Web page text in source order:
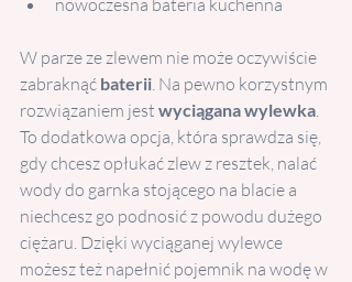
nowoczesna bateria kuchenna
W parze ze zlewem nie może oczywiście
zabraknąć baterii. Na pewno korzystnym
rozwiązaniem jest wyciągana wylewka.
To dodatkowa opcja, która sprawdza się,
gdy chcesz opłukać zlew z resztek, nalać
wody do garnka stojącego na blacie a
niechcesz go podnosić z powodu dużego
ciężaru. Dzięki wyciąganej wylewce
możesz też napełnić pojemnik na wodę w